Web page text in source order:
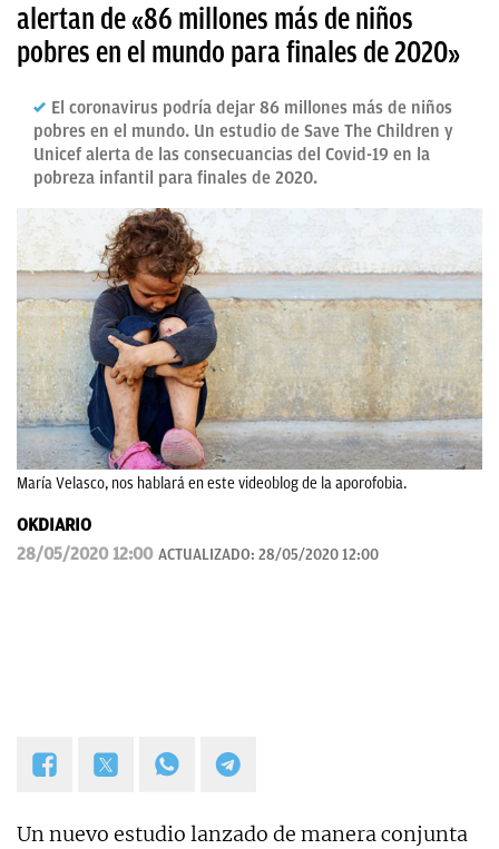
alertan de «86 millones más de niños
pobres en el mundo para finales de 2020»
El coronavirus podría dejar 86 millones más de niños
pobres en el mundo. Un estudio de Save The Children y
Unicef alerta de las consecuancias del Covid-19 en la
pobreza infantil para finales de 2020.
María Velasco, nos hablará en este videoblog de la aporofobia.
OKDIARIO
28/05/2020 12:00 ACTUALIZADO: 28/05/2020 12:00
Un nuevo estudio lanzado de manera conjunta